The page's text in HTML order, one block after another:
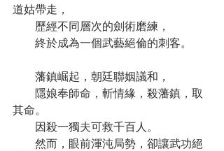
道姑帶走，
歷經不同層次的劍術磨練，
終於成為一個武藝絕倫的刺客。
藩鎮崛起，朝廷聯姻議和，
隱娘奉師命，斬情緣，殺藩鎮，取
其命。
因殺一獨夫可救千百人。
然而，眼前渾沌局勢，卻讓武功絕